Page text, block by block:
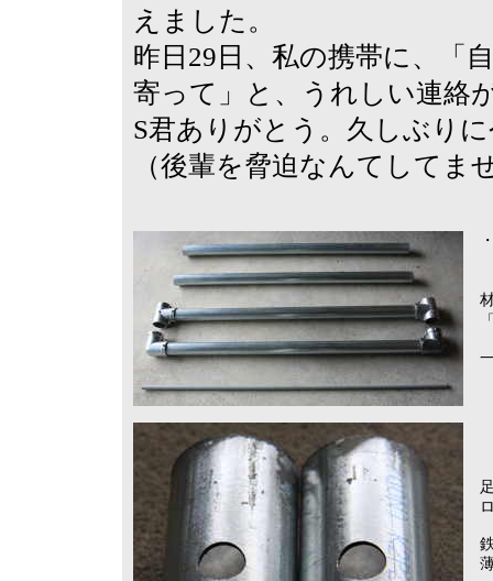
えました。
昨日29日、私の携帯に、「
寄って」と、うれしい連絡
S君ありがとう。久しぶり
（後輩を脅迫なんてしてま